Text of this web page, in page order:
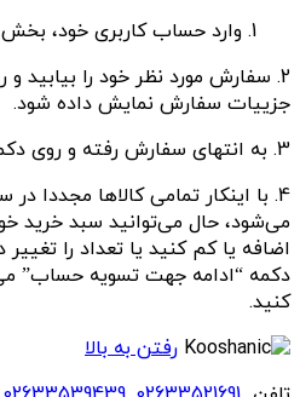
وارد حساب کاربری خود،
2. سفارش مورد نظر خود را بیابید
جزییات سفارش نمایش داده شود.
3. به انتهای سفارش رفته و روی دکمه “سفارش مجدد” بزنید.
4. با اینکار تمامی کالاها مجددا
می‌شود، حال می‌توانید سبد خرید
اضافه یا کم کنید یا تعداد را
دکمه “ادامه جهت تسویه حساب”
کنید.
رفتن به بالا